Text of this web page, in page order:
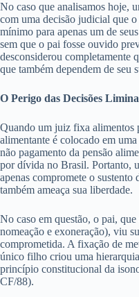
No caso que analisamos hoje,
com uma decisão judicial que
mínimo para apenas um de
sem que o pai fosse ouvido
desconsiderou completamente
que também dependem de seu
O Perigo das Decisões
Quando um juiz fixa alimentos
alimentante é colocado em
não pagamento da pensão
por dívida no Brasil. Portanto,
apenas compromete o
também ameaça sua liberdade.
No caso em questão, o pai,
nomeação e exoneração), viu
comprometida. A fixação de
único filho criou uma
princípio constitucional da
CF/88).